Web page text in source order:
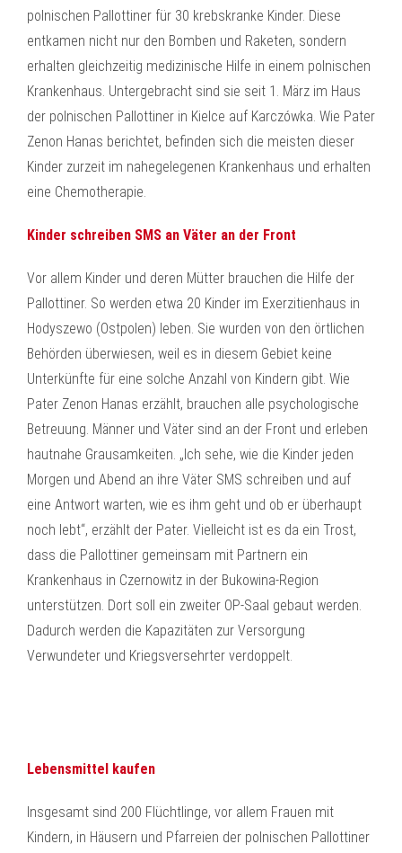
polnischen Pallottiner für 30 krebskranke Kinder. Diese
entkamen nicht nur den Bomben und Raketen, sondern
erhalten gleichzeitig medizinische Hilfe in einem polnischen
Krankenhaus. Untergebracht sind sie seit 1. März im Haus
der polnischen Pallottiner in Kielce auf Karczówka. Wie Pater
Zenon Hanas berichtet, befinden sich die meisten dieser
Kinder zurzeit im nahegelegenen Krankenhaus und erhalten
eine Chemotherapie.
Kinder schreiben SMS an Väter an der Front
Vor allem Kinder und deren Mütter brauchen die Hilfe der
Pallottiner. So werden etwa 20 Kinder im Exerzitienhaus in
Hodyszewo (Ostpolen) leben. Sie wurden von den örtlichen
Behörden überwiesen, weil es in diesem Gebiet keine
Unterkünfte für eine solche Anzahl von Kindern gibt. Wie
Pater Zenon Hanas erzählt, brauchen alle psychologische
Betreuung. Männer und Väter sind an der Front und erleben
hautnahe Grausamkeiten. „Ich sehe, wie die Kinder jeden
Morgen und Abend an ihre Väter SMS schreiben und auf
eine Antwort warten, wie es ihm geht und ob er überhaupt
noch lebt“, erzählt der Pater. Vielleicht ist es da ein Trost,
dass die Pallottiner gemeinsam mit Partnern ein
Krankenhaus in Czernowitz in der Bukowina-Region
unterstützen. Dort soll ein zweiter OP-Saal gebaut werden.
Dadurch werden die Kapazitäten zur Versorgung
Verwundeter und Kriegsversehrter verdoppelt.
Lebensmittel kaufen
Insgesamt sind 200 Flüchtlinge, vor allem Frauen mit
Kindern, in Häusern und Pfarreien der polnischen Pallottiner